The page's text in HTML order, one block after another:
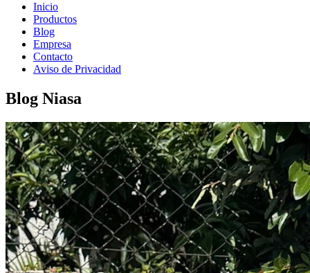
Inicio
Productos
Blog
Empresa
Contacto
Aviso de Privacidad
Blog Niasa